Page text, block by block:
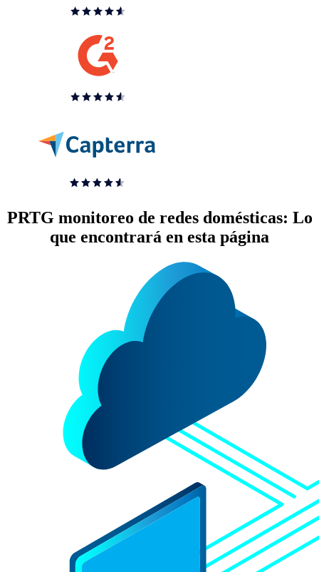
PRTG monitoreo de redes domésticas: Lo
que encontrará en esta página